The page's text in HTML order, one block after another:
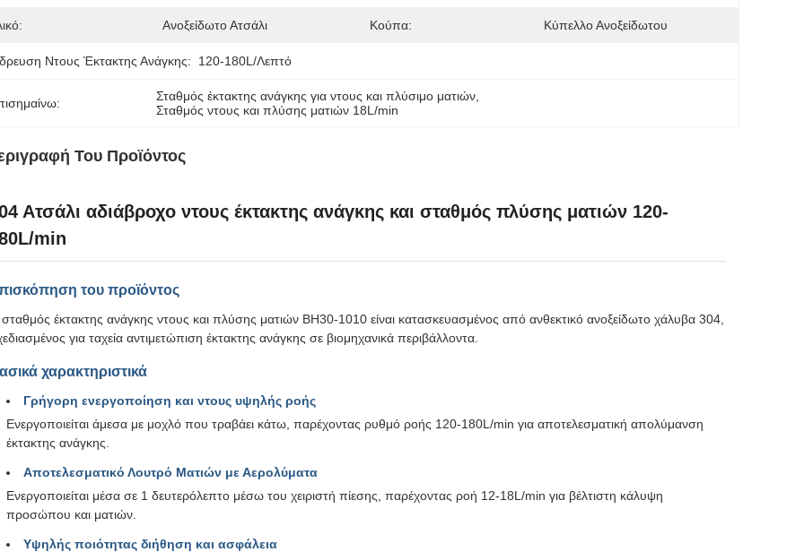
Ανοξείδωτο Ατσάλι Κούπα: Κύπελλο Ανοξείδωτου
Ντους Έκτακτης Ανάγκης: 120-180L/λεπτό
Σταθμός έκτακτης ανάγκης για ντους και πλύσιμο ματιών
Σταθμός ντους και πλύσης ματιών 18L/min
Του Προϊόντος
Ατσάλι αδιάβροχο ντους έκτακτης ανάγκης και σταθμός πλύσης ματιών 120-
min
του προϊόντος
έκτακτης ανάγκης ντους και πλύσης ματιών BH30-1010 είναι κατασκευασμένος από ανθεκτικό ανοξείδωτο χάλυβα 304,
για ταχεία αντιμετώπιση έκτακτης ανάγκης σε βιομηχανικά περιβάλλοντα.
χαρακτηριστικά
Γρήγορη ενεργοποίηση και ντους υψηλής ροής
Ενεργοποιείται άμεσα με μοχλό που τραβάει κάτω, παρέχοντας ρυθμό ροής 120-180L/min για αποτελεσματική απολύμανση
έκτακτης ανάγκης.
Αποτελεσματικό Λουτρό Ματιών με Αερολύματα
Ενεργοποιείται μέσα σε 1 δευτερόλεπτο μέσω του χειριστή πίεσης, παρέχοντας ροή 12-18L/min για βέλτιστη κάλυψη
προσώπου και ματιών.
Υψηλής ποιότητας διήθηση και ασφάλεια